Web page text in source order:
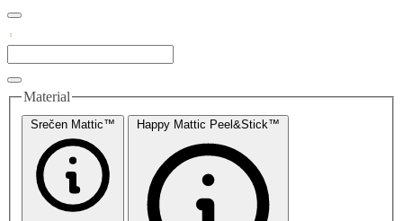
Material
Srečen Mattic™ Happy Mattic Peel&Stick™